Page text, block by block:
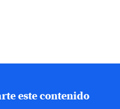
este contenido